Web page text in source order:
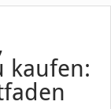
kaufen: